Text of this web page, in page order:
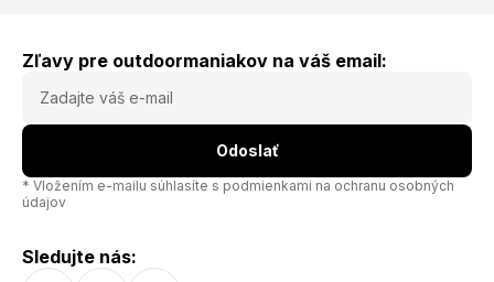
Zľavy pre outdoormaniakov na váš email:
Odoslať
* Vložením e-mailu súhlasíte s podmienkami na ochranu osobných
údajov
Sledujte nás: